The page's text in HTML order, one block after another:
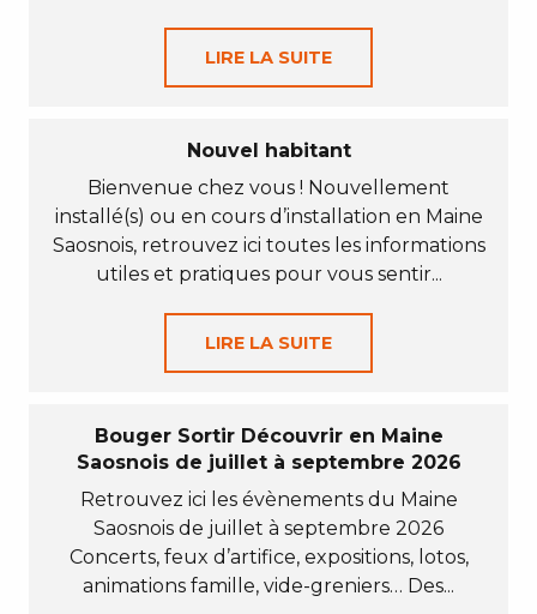
LIRE LA SUITE
Nouvel habitant
Bienvenue chez vous ! Nouvellement
installé(s) ou en cours d’installation en Maine
Saosnois, retrouvez ici toutes les informations
utiles et pratiques pour vous sentir...
LIRE LA SUITE
Bouger Sortir Découvrir en Maine
Saosnois de juillet à septembre 2026
Retrouvez ici les évènements du Maine
Saosnois de juillet à septembre 2026
Concerts, feux d’artifice, expositions, lotos,
animations famille, vide-greniers… Des...